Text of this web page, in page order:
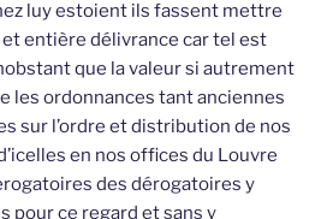
luy estoient ils fassent mettre
entière délivrance car tel est
que la valeur si autrement
les ordonnances tant anciennes
sur l’ordre et distribution de nos
en nos offices du Louvre
des dérogatoires y
pour ce regard et sans y